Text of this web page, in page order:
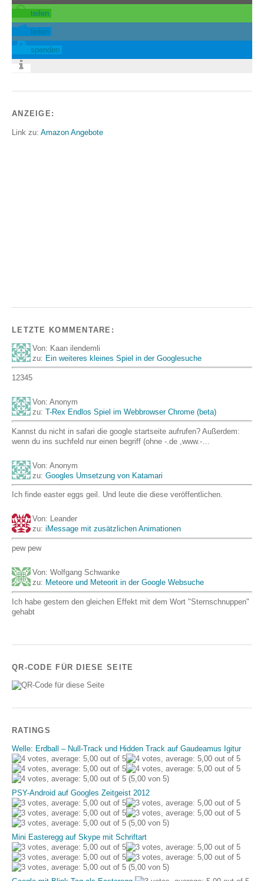
teilen
teilen
spenden
ANZEIGE:
Link zu: Amazon Angebote
LETZTE KOMMENTARE:
Von: Kaan ilendemli
zu: Ein weiteres kleines Spiel in der Googlesuche
12345
Von: Anonym
zu: T-Rex Endlos Spiel im Webbrowser Chrome (beta)
Kannst du nicht in safari die google startseite aufrufen? Außerdem:
wenn du ins suchfeld nur einen begriff (ohne -.de ,www.-…
Von: Anonym
zu: Googles Umsetzung von Katamari
Ich finde easter eggs geil. Und leute die diese veröffentlichen.
Von: Leander
zu: iMessage mit zusätzlichen Animationen
pew pew
Von: Wolfgang Schwanke
zu: Meteore und Meteorit in der Google Websuche
Ich habe gestern den gleichen Effekt mit dem Wort "Sternschnuppen"
gehabt
QR-CODE FÜR DIESE SEITE
RATINGS
Welle: Erdball – Null-Track und Hidden Track auf Gaudeamus Igitur
(5,00 von 5)
PSY-Android auf Googles Zeitgeist 2012
(5,00 von 5)
Mini Easteregg auf Skype mit Schriftart
(5,00 von 5)